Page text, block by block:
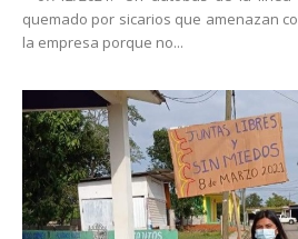
quemado por sicarios que amenazan
la empresa porque no...